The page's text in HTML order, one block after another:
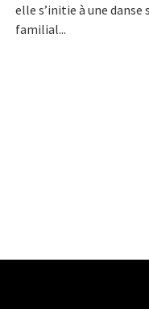
elle s’initie à une
familial...